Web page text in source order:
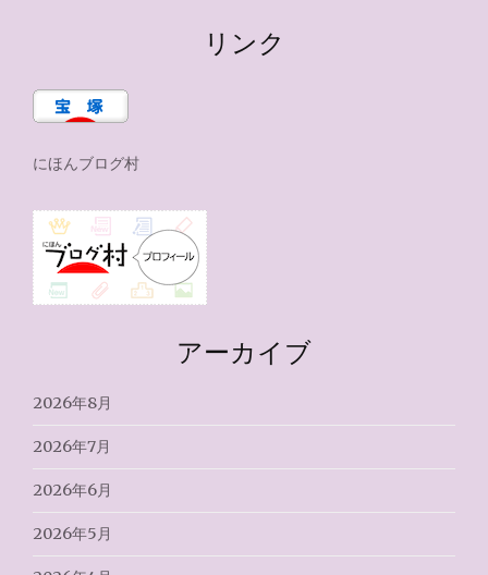
リンク
にほんブログ村
アーカイブ
2026年8月
2026年7月
2026年6月
2026年5月